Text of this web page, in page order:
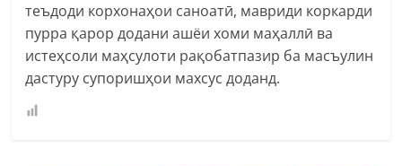
теъдоди корхонаҳои саноатӣ, мавриди коркарди
пурра қарор додани ашёи хоми маҳаллӣ ва
истеҳсоли маҳсулоти рақобатпазир ба масъулин
дастуру супоришҳои махсус доданд.